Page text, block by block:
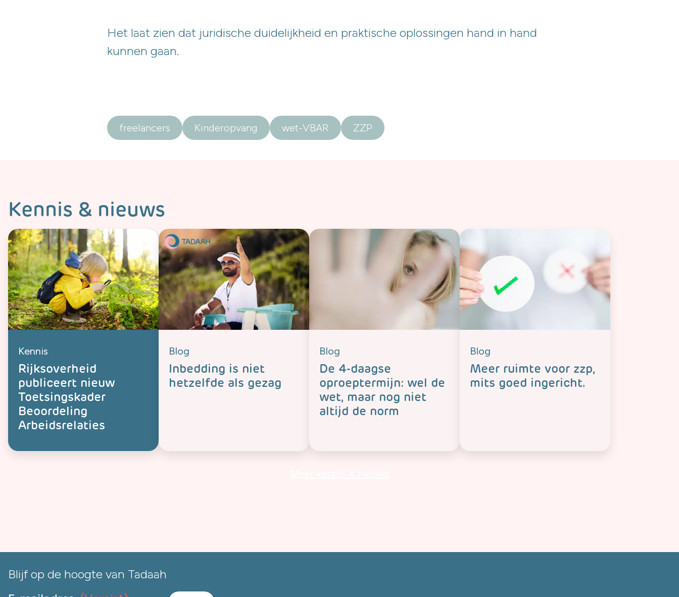
Het laat zien dat juridische duidelijkheid en praktische oplossingen hand in hand
kunnen gaan.
freelancers Kinderopvang wet-VBAR ZZP
Kennis & nieuws
Kennis
Rijksoverheid
publiceert nieuw
Toetsingskader
Beoordeling
Arbeidsrelaties
Blog
Inbedding is niet
hetzelfde als gezag
Blog
De 4-daagse
oproeptermijn: wel de
wet, maar nog niet
altijd de norm
Blog
Meer ruimte voor zzp,
mits goed ingericht.
Blijf op de hoogte van Tadaah